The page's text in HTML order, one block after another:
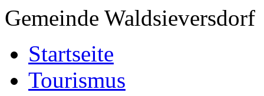
Gemeinde Waldsieversdorf
Startseite
Tourismus